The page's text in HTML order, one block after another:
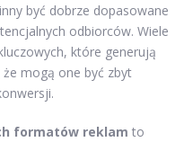
być dobrze dopasowane
odbiorców. Wiele
które generują
mogą one być zbyt
formatów reklam to